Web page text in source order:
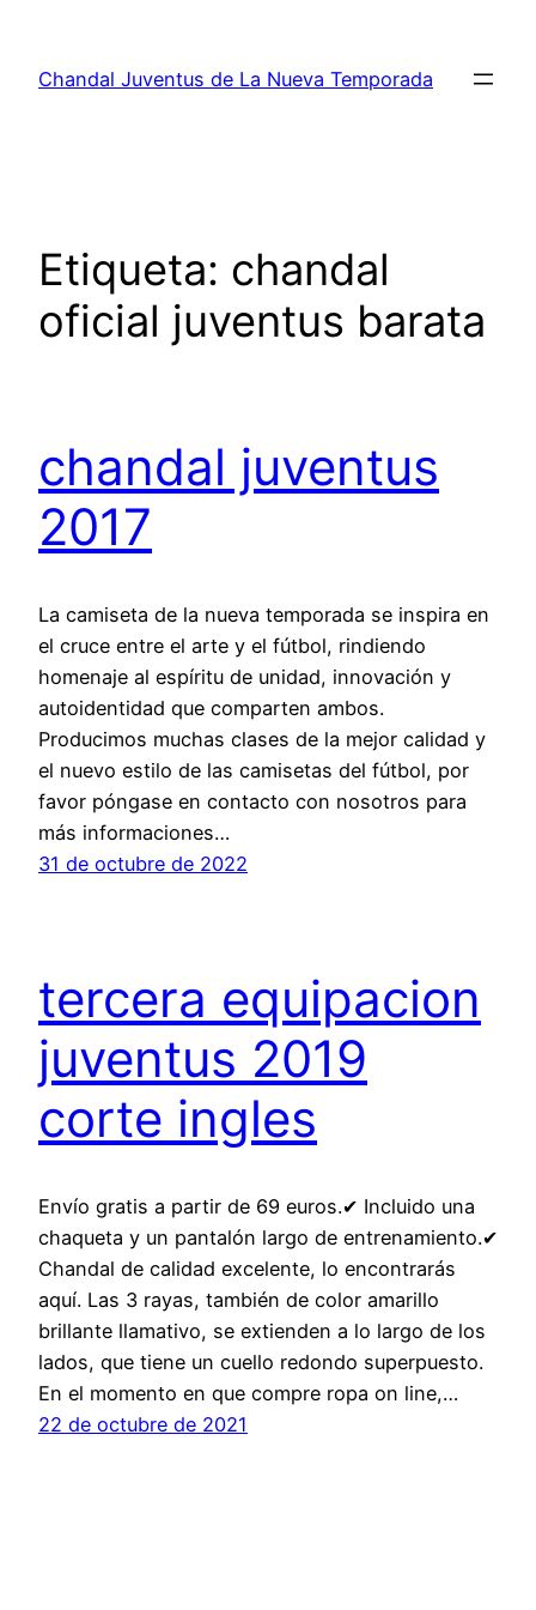
contenido
Chandal Juventus de La Nueva Temporada
Etiqueta: chandal
oficial juventus barata
chandal juventus
2017
La camiseta de la nueva temporada se inspira en
el cruce entre el arte y el fútbol, rindiendo
homenaje al espíritu de unidad, innovación y
autoidentidad que comparten ambos.
Producimos muchas clases de la mejor calidad y
el nuevo estilo de las camisetas del fútbol, por
favor póngase en contacto con nosotros para
más informaciones…
31 de octubre de 2022
tercera equipacion
juventus 2019
corte ingles
Envío gratis a partir de 69 euros.✔ Incluido una
chaqueta y un pantalón largo de entrenamiento.✔
Chandal de calidad excelente, lo encontrarás
aquí. Las 3 rayas, también de color amarillo
brillante llamativo, se extienden a lo largo de los
lados, que tiene un cuello redondo superpuesto.
En el momento en que compre ropa on line,…
22 de octubre de 2021